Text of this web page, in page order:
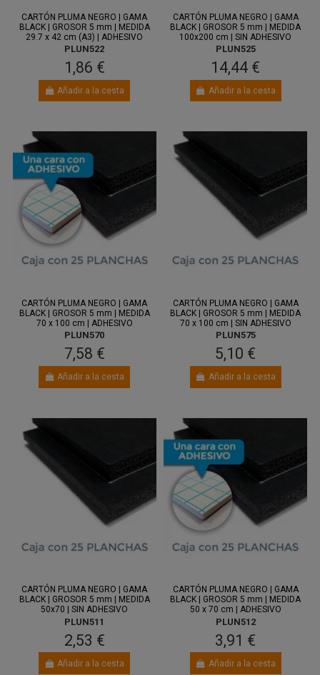
CARTÓN PLUMA NEGRO | GAMA
BLACK | GROSOR 5 mm | MEDIDA
29.7 x 42 cm (A3) | ADHESIVO
PLUN522
1,86 €
Añadir a la cesta
CARTÓN PLUMA NEGRO | GAMA
BLACK | GROSOR 5 mm | MEDIDA
100x200 cm | SIN ADHESIVO
PLUN525
14,44 €
Añadir a la cesta
CARTÓN PLUMA NEGRO | GAMA
BLACK | GROSOR 5 mm | MEDIDA
70 x 100 cm | ADHESIVO
PLUN570
7,58 €
Añadir a la cesta
CARTÓN PLUMA NEGRO | GAMA
BLACK | GROSOR 5 mm | MEDIDA
70 x 100 cm | SIN ADHESIVO
PLUN575
5,10 €
Añadir a la cesta
CARTÓN PLUMA NEGRO | GAMA
BLACK | GROSOR 5 mm | MEDIDA
50x70 | SIN ADHESIVO
PLUN511
2,53 €
Añadir a la cesta
CARTÓN PLUMA NEGRO | GAMA
BLACK | GROSOR 5 mm | MEDIDA
50 x 70 cm | ADHESIVO
PLUN512
3,91 €
Añadir a la cesta